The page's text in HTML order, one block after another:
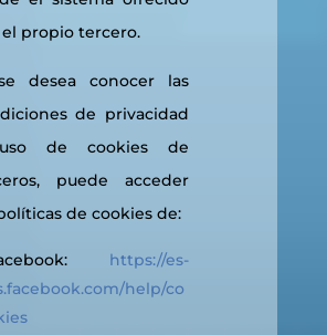
propio tercero.
desea conocer las
de privacidad
de cookies de
puede acceder
de cookies de:
https://es-
help/co